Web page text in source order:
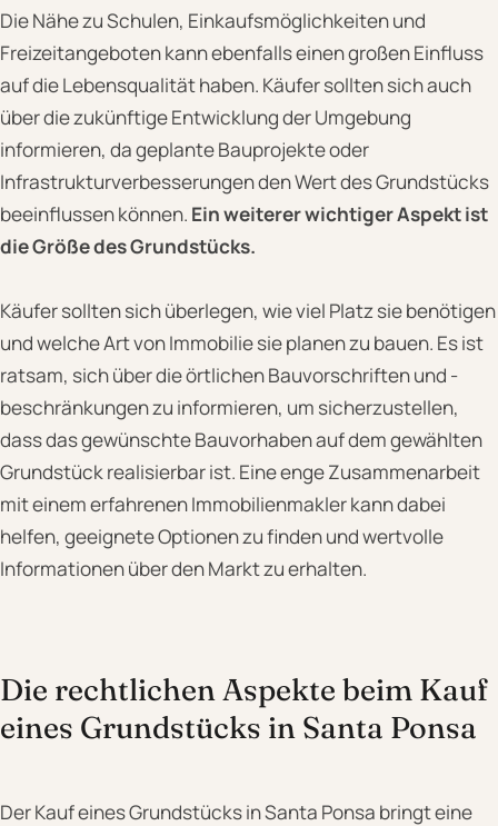
Die Nähe zu Schulen, Einkaufsmöglichkeiten und
Freizeitangeboten kann ebenfalls einen großen Einfluss
auf die Lebensqualität haben. Käufer sollten sich auch
über die zukünftige Entwicklung der Umgebung
informieren, da geplante Bauprojekte oder
Infrastrukturverbesserungen den Wert des Grundstücks
beeinflussen können. Ein weiterer wichtiger Aspekt ist
die Größe des Grundstücks.
Käufer sollten sich überlegen, wie viel Platz sie benötigen
und welche Art von Immobilie sie planen zu bauen. Es ist
ratsam, sich über die örtlichen Bauvorschriften und -
beschränkungen zu informieren, um sicherzustellen,
dass das gewünschte Bauvorhaben auf dem gewählten
Grundstück realisierbar ist. Eine enge Zusammenarbeit
mit einem erfahrenen Immobilienmakler kann dabei
helfen, geeignete Optionen zu finden und wertvolle
Informationen über den Markt zu erhalten.
Die rechtlichen Aspekte beim Kauf
eines Grundstücks in Santa Ponsa
Der Kauf eines Grundstücks in Santa Ponsa bringt eine